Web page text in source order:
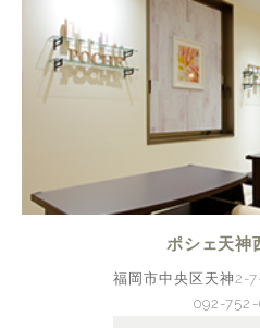
ポシェ天神
福岡市中央区天神2-
092-